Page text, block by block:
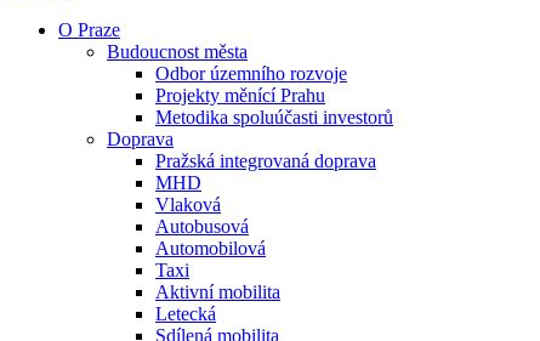
O Praze
Budoucnost města
Odbor územního rozvoje
Projekty měnící Prahu
Metodika spoluúčasti investorů
Doprava
Pražská integrovaná doprava
MHD
Vlaková
Autobusová
Automobilová
Taxi
Aktivní mobilita
Letecká
Sdílená mobilita